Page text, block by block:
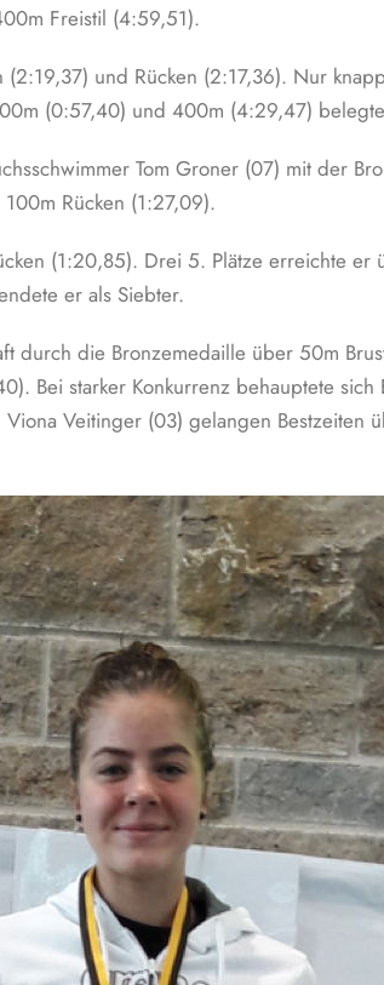
Freistil (4:59,51).
und Rücken (2:17,36). Nur
(0:57,40) und 400m (4:29,47)
Tom Groner (07) mit der
Rücken (1:27,09).
(1:20,85). Drei 5. Plätze erreichte
er als Siebter.
durch die Bronzemedaille über 50m
Bei starker Konkurrenz behauptete
Veitinger (03) gelangen Bestzeiten